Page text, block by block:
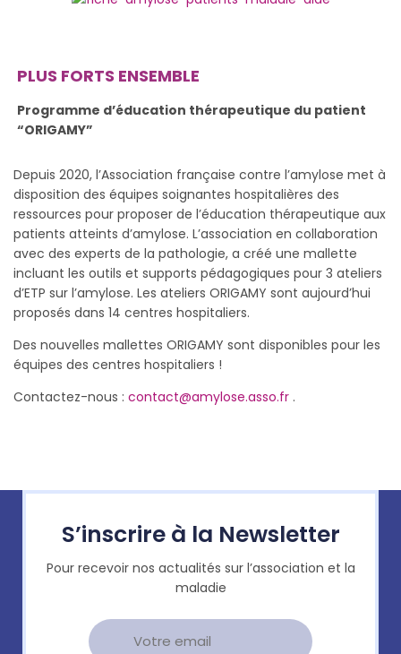
PLUS FORTS ENSEMBLE
Programme d’éducation thérapeutique du patient
“ORIGAMY”
Depuis 2020, l’Association française contre l’amylose met à
disposition des équipes soignantes hospitalières des
ressources pour proposer de l’éducation thérapeutique aux
patients atteints d’amylose. L’association en collaboration
avec des experts de la pathologie, a créé une mallette
incluant les outils et supports pédagogiques pour 3 ateliers
d’ETP sur l’amylose. Les ateliers ORIGAMY sont aujourd’hui
proposés dans 14 centres hospitaliers.
Des nouvelles mallettes ORIGAMY sont disponibles pour les
équipes des centres hospitaliers !
Contactez-nous : contact@amylose.asso.fr .
S’inscrire à la Newsletter
Pour recevoir nos actualités sur l’association et la
maladie